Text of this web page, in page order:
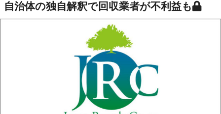
自治体の独自解釈で回収業者が不利益も